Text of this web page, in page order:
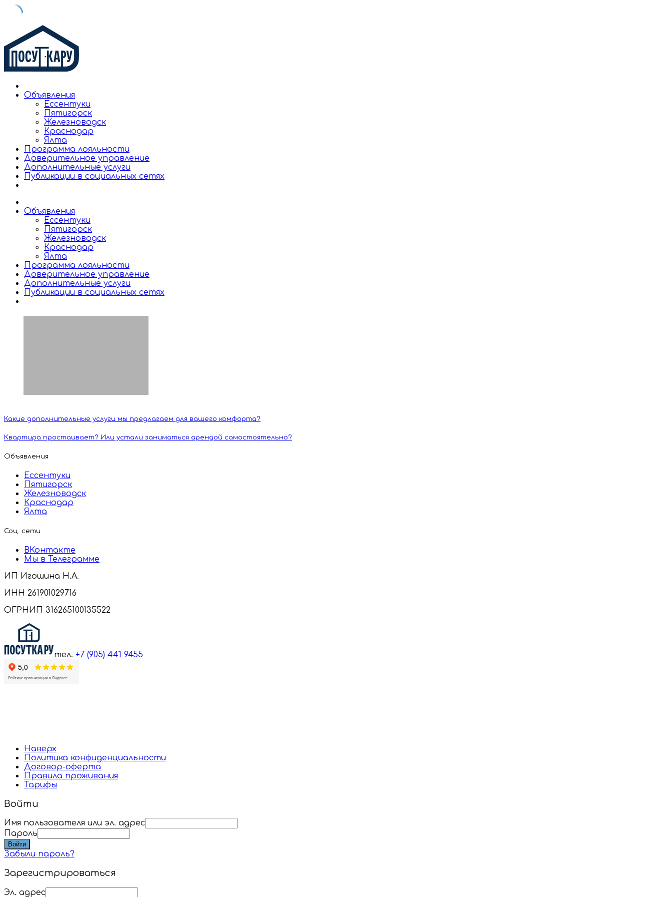
content
Объявления
Ессентуки
Пятигорск
Железноводск
Краснодар
Ялта
Программа лояльности
Доверительное управление
Дополнительные услуги
Публикации в социальных сетях
Объявления
Ессентуки
Пятигорск
Железноводск
Краснодар
Ялта
Программа лояльности
Доверительное управление
Дополнительные услуги
Публикации в социальных сетях
Какие дополнительные услуги мы предлагаем для вашего комфорта?
Квартира простаивает? Или устали заниматься арендой самостоятельно?
Объявления
Ессентуки
Пятигорск
Железноводск
Краснодар
Ялта
Соц. сети
ВКонтакте
Мы в Телеграмме
ИП Игошина Н.А.
ИНН 261901029716
ОГРНИП 316265100135522
тел. +7 (905) 441 9455
Наверх
Политика конфиденциальности
Договор-оферта
Правила проживания
Тарифы
Войти
Имя пользователя или эл. адрес
Пароль
Войти
Забыли пароль?
Зарегистрироваться
Эл. адрес